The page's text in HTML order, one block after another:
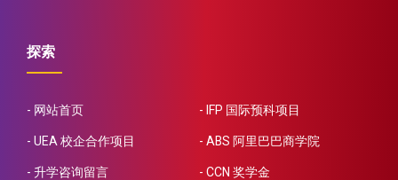
探索
网站首页 IFP 国际预科项目
UEA 校企合作项目 ABS 阿里巴巴商学院
升学咨询留言 CCN 奖学金